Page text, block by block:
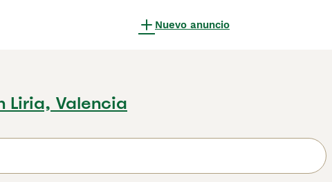
Nuevo anuncio
Liria, Valencia